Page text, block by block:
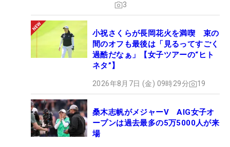
3
小祝さくらが長岡花火を満喫 束の
間のオフも最後は「見るってすごく
過酷だなぁ」【女子ツアーの“ヒト
ネタ”】
2026年8月7日 (金) 09時29分 19
桑木志帆がメジャーV AIG女子オ
ープンは過去最多の5万5000人が来
場